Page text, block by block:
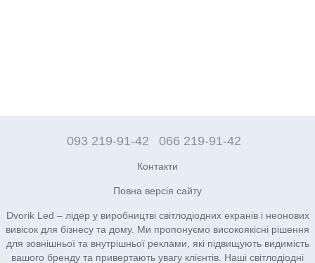
093 219-91-42 066 219-91-42
Контакти
Повна версія сайту
Dvorik Led – лідер у виробництві світлодіодних екранів і неонових
вивісок для бізнесу та дому. Ми пропонуємо високоякісні рішення
для зовнішньої та внутрішньої реклами, які підвищують видимість
вашого бренду та привертають увагу клієнтів. Наші світлодіодні